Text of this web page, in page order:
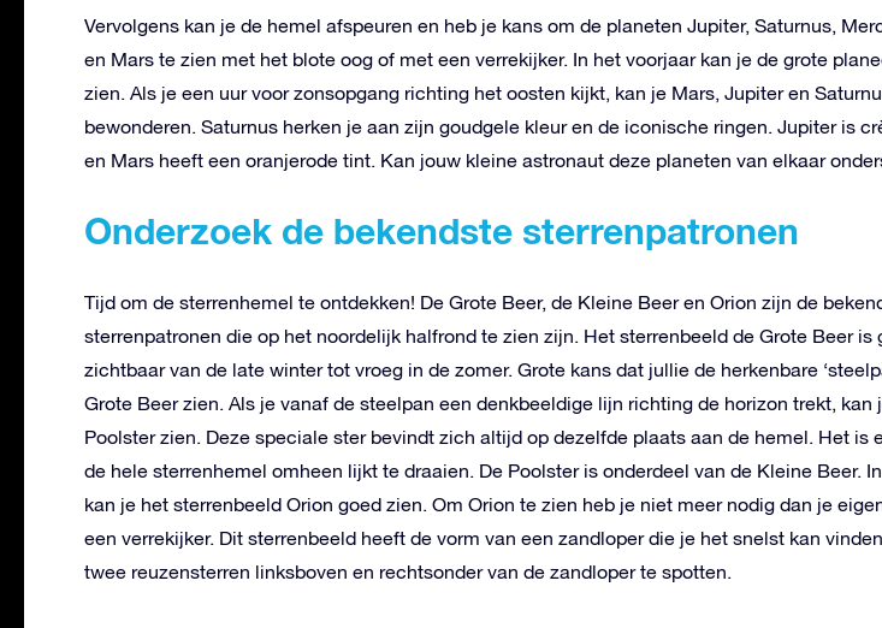
Vervolgens kan je de hemel afspeuren en heb je kans om de planeten Jupiter, Saturnus,
en Mars te zien met het blote oog of met een verrekijker. In het voorjaar kan je de grote
zien. Als je een uur voor zonsopgang richting het oosten kijkt, kan je Mars, Jupiter en
bewonderen. Saturnus herken je aan zijn goudgele kleur en de iconische ringen. Jupiter is
en Mars heeft een oranjerode tint. Kan jouw kleine astronaut deze planeten van elkaar
Onderzoek de bekendste sterrenpatronen
Tijd om de sterrenhemel te ontdekken! De Grote Beer, de Kleine Beer en Orion zijn de
sterrenpatronen die op het noordelijk halfrond te zien zijn. Het sterrenbeeld de Grote Beer is
zichtbaar van de late winter tot vroeg in de zomer. Grote kans dat jullie de herkenbare
Grote Beer zien. Als je vanaf de steelpan een denkbeeldige lijn richting de horizon trekt, kan
Poolster zien. Deze speciale ster bevindt zich altijd op dezelfde plaats aan de hemel. Het is
de hele sterrenhemel omheen lijkt te draaien. De Poolster is onderdeel van de Kleine Beer.
kan je het sterrenbeeld Orion goed zien. Om Orion te zien heb je niet meer nodig dan je
een verrekijker. Dit sterrenbeeld heeft de vorm van een zandloper die je het snelst kan
twee reuzensterren linksboven en rechtsonder van de zandloper te spotten.